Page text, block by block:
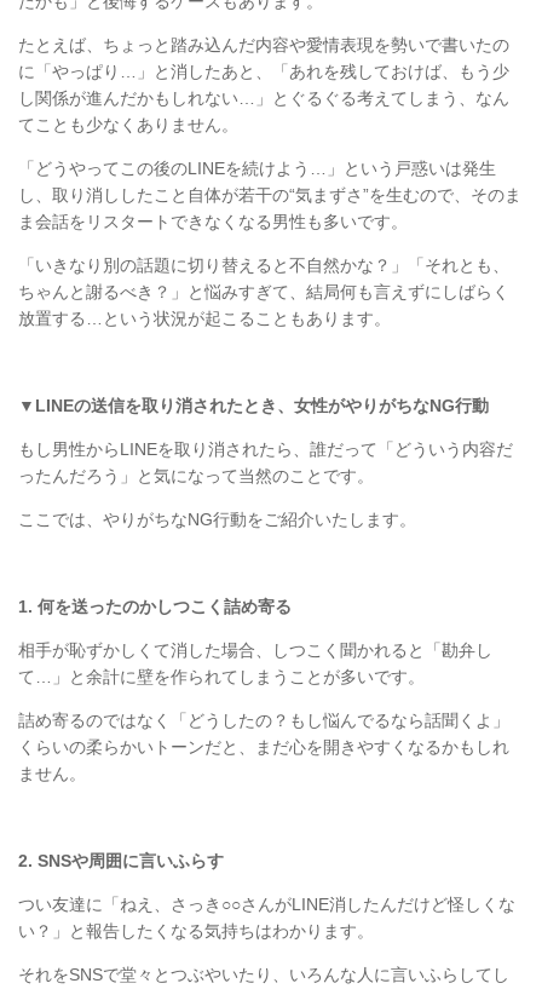
たとえば、ちょっと踏み込んだ内容や愛情表現を勢いで書いたの
に「やっぱり…」と消したあと、「あれを残しておけば、もう少
し関係が進んだかもしれない
」とぐるぐる考えてしまう、なん
てことも少なくありません。
「どうやってこの後のLINEを続けよう
」という戸惑いは発生
し、取り消ししたこと自体が若干の“気まずさ”を生むので、そのま
ま会話をリスタートできなくなる男性も多いです。
「いきなり別の話題に切り替えると不自然かな？」「それとも、
ちゃんと謝るべき？」と悩みすぎて、結局何も言えずにしばらく
放置する
という状況が起こることもあります。
▼ LINEの送信を取り消されたとき、女性がやりがちなNG行動
もし男性からLINEを取り消されたら、誰だって「どういう内容だ
ったんだろう」と気になって当然のことです。
ここでは、やりがちなNG行動をご紹介いたします。
1. 何を送ったのかしつこく詰め寄る
相手が恥ずかしくて消した場合、しつこく聞かれると「勘弁し
て
」と余計に壁を作られてしまうことが多いです。
詰め寄るのではなく「どうしたの？もし悩んでるなら話聞くよ」
くらいの柔らかいトーンだと、まだ心を開きやすくなるかもしれ
ません。
2. SNSや周囲に言いふらす
つい友達に「ねえ、さっき ○○さんがLINE消したんだけど怪しくな
い？」と報告したくなる気持ちはわかります。
それをSNSで堂々とつぶやいたり、いろんな人に言いふらしてし